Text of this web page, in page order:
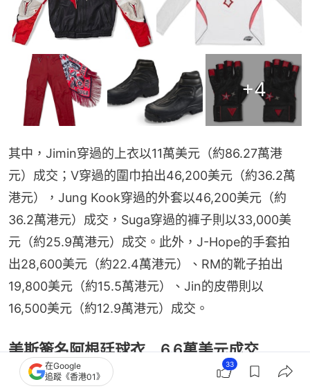
+4
其中，Jimin穿過的上衣以11萬美元（約86.27萬港
元）成交；V穿過的圍巾拍出46,200美元（約36.2萬
港元），Jung Kook穿過的外套以46,200美元（約
36.2萬港元）成交，Suga穿過的褲子則以33,000美
元（約25.9萬港元）成交。此外，J-Hope的手套拍
出28,600美元（約22.4萬港元）、RM的靴子拍出
19,800美元（約15.5萬港元）、Jin的皮帶則以
16,500美元（約12.9萬港元）成交。
美斯簽名阿根廷球衣 6.6萬美元成交
其他拍賣品還包括美斯（Lionel Messi）簽名的2026
在Google
追蹤《香港01》
33